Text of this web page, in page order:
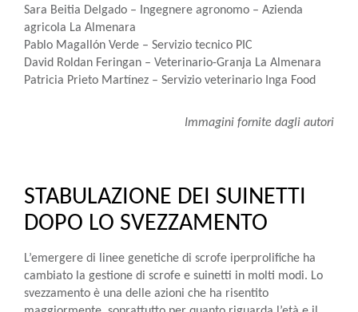
Sara Beitia Delgado – Ingegnere agronomo – Azienda
agricola La Almenara
Pablo Magallón Verde – Servizio tecnico PIC
David Roldan Feringan – Veterinario-Granja La Almenara
Patricia Prieto Martínez – Servizio veterinario Inga Food
Immagini fornite dagli autori
STABULAZIONE DEI SUINETTI
DOPO LO SVEZZAMENTO
L’emergere di linee genetiche di scrofe iperprolifiche ha
cambiato la gestione di scrofe e suinetti in molti modi. Lo
svezzamento è una delle azioni che ha risentito